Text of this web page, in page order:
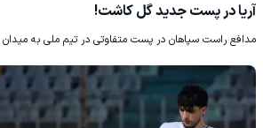
آریا در پست جدید گل کاشت!
مدافع راست سپاهان در پست متفاوتی در تیم ملی به